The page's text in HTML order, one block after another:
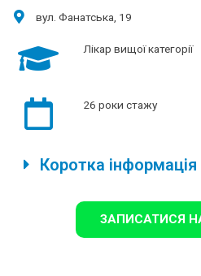
вул. Фанатська, 19
Лікар вищої категорії
26 роки стажу
Коротка інформація
ЗАПИСАТИСЯ